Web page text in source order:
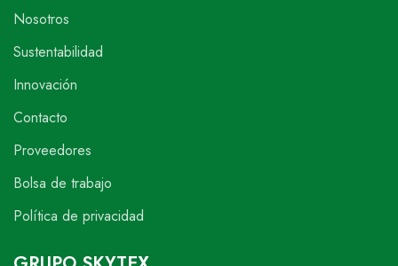
Nosotros
Sustentabilidad
Innovación
Contacto
Proveedores
Bolsa de trabajo
Política de privacidad